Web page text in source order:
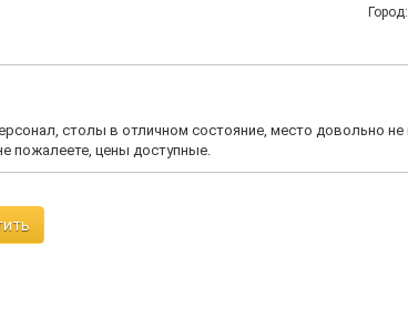
столы в отличном состояние, место довольно не
пожалеете, цены доступные.